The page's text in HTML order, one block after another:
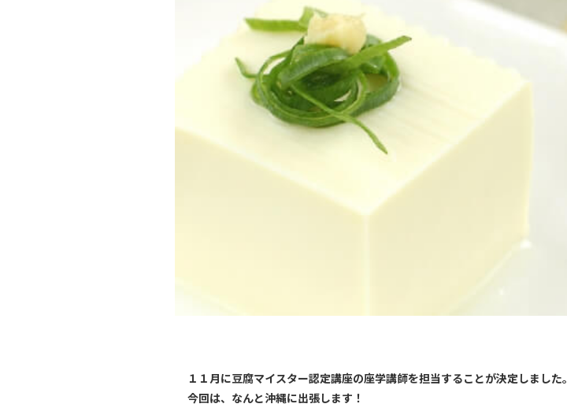
１１月に豆腐マイスター認定講座の座学講師を担当することが決定しました。
今回は、なんと沖縄に出張します！